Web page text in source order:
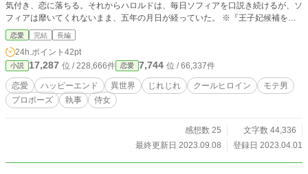
気付き、恋に落ちる。それからハロルドは、毎日ソフィアを口説き続けるが、ソ
フィアは靡いてくれないまま、五年の月日が経っていた。 ※『王子妃候補をク
ビになった公爵令嬢は、拗らせた初恋の思い出だけで生きていく。』のスピンオ
フ作品ですが、こちらだけでも楽しめるようになっております。
恋愛 完結 長編
24h.ポイント 42pt
小説 17,287 位 / 228,666件 恋愛 7,744 位 / 66,337件
恋愛 ハッピーエンド 異世界 じれじれ クールヒロイン
モテ男
プロポーズ
執事 侍女
感想数 25
文字数 44,336
最終更新日 2023.09.08
登録日 2023.04.01